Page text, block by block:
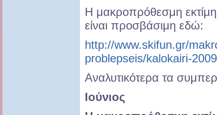
Η μακροπρόθεσμη
είναι προσβάσιμη εδώ:
http://www.skifun.gr/
problepseis/kalokairi-
Αναλυτικότερα τα
Ιούνιος